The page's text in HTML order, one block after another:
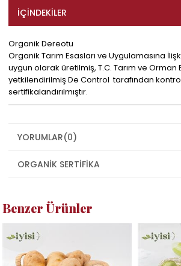
İÇINDEKILER
Organik Dereotu
Organik Tarım Esasları ve Uygulamasına
uygun olarak üretilmiş, T.C. Tarım ve Orman
yetkilendirilmiş De Control tarafından
sertifikalandırılmıştır.
YORUMLAR(0)
ORGANIK SERTIFIKA
Benzer Ürünler